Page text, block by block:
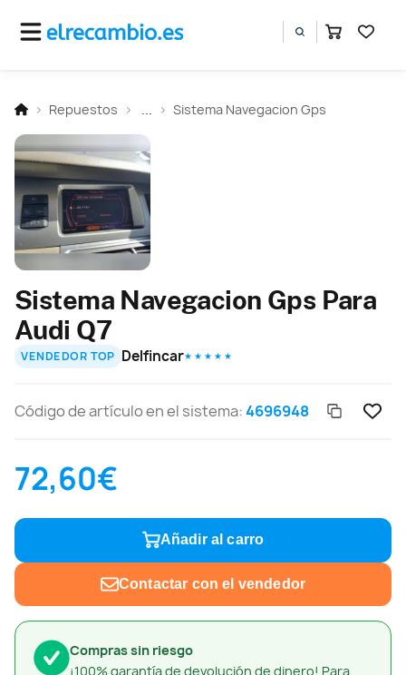
Repuestos Sistema Navegacion Gps
Compras sin riesgo
¡100% garantía de devolución de dinero! Para
Sistema Navegacion Gps Para
Audi Q7
VENDEDOR TOP Delfincar★ ★ ★ ★ ★
Código de artículo en el sistema:4696948
72,60€
Añadir al carro
Contactar con el vendedor